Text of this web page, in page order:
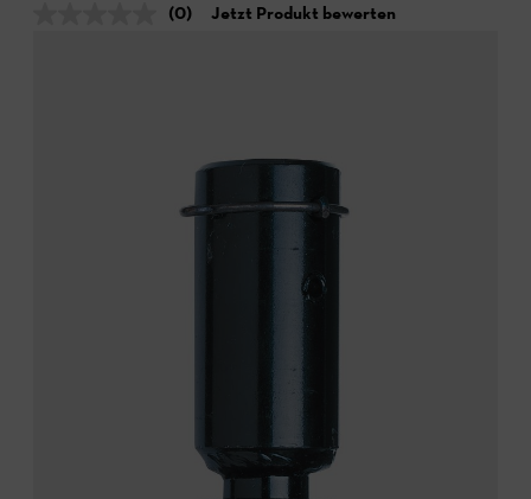
(0) Jetzt Produkt bewerten